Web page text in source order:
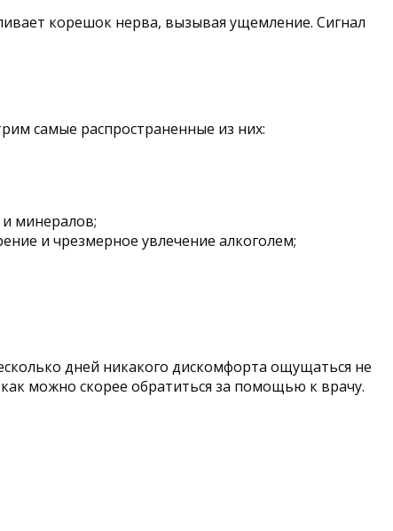
корешок нерва, вызывая ущемление. Сигнал
самые распространенные из них:
минералов;
и чрезмерное увлечение алкоголем;
дней никакого дискомфорта ощущаться не
можно скорее обратиться за помощью к врачу.